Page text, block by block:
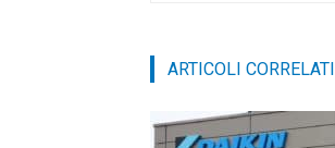
ARTICOLI CORRELATI